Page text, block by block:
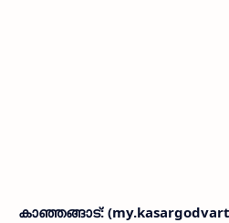
കാഞ്ഞങ്ങാട്: